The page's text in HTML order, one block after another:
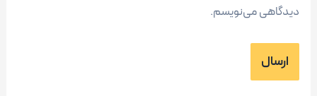
دیدگاهی می‌نویسم.